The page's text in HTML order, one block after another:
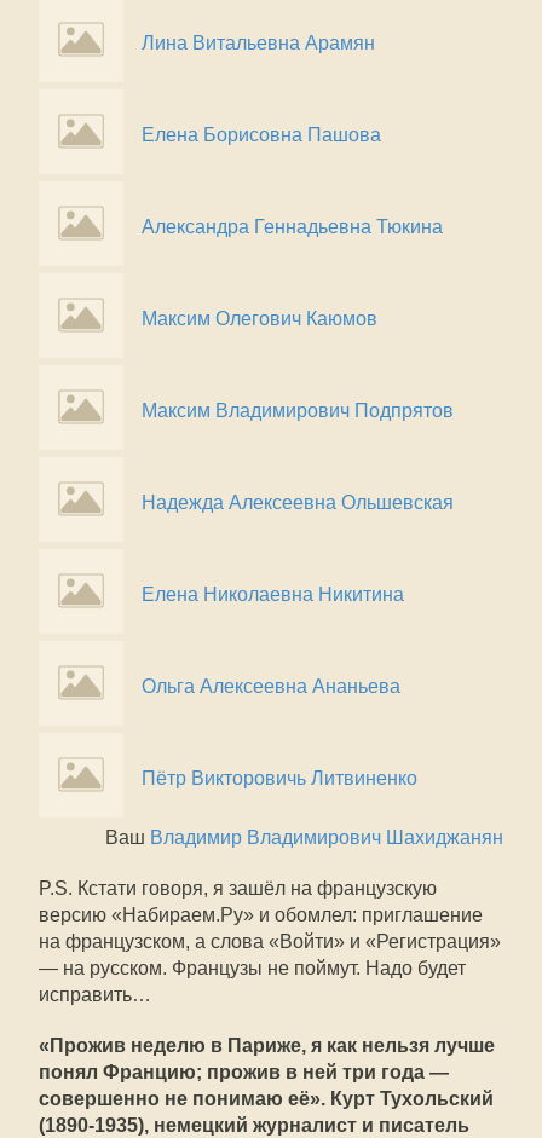
Лина Витальевна Арамян
Елена Борисовна Пашова
Александра Геннадьевна Тюкина
Максим Олегович Каюмов
Максим Владимирович Подпрятов
Надежда Алексеевна Ольшевская
Елена Николаевна Никитина
Ольга Алексеевна Ананьева
Пётр Викторовичь Литвиненко
Ваш Владимир Владимирович Шахиджанян
P.S. Кстати говоря, я зашёл на французскую
версию «Набираем.Ру» и обомлел: приглашение
на французском, а слова «Войти» и «Регистрация»
— на русском. Французы не поймут. Надо будет
исправить…
«Прожив неделю в Париже, я как нельзя лучше
понял Францию; прожив в ней три года —
совершенно не понимаю её». Курт Тухольский
(1890-1935), немецкий журналист и писатель